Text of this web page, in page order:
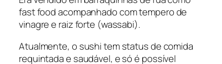
fast food acompanhado com tempero de
vinagre e raiz forte (wassabi).
Atualmente, o sushi tem status de comida
requintada e saudável, e só é possível